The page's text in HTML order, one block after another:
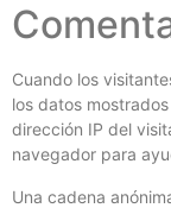
Cuando los
los datos
dirección IP del
navegador para
Una cadena